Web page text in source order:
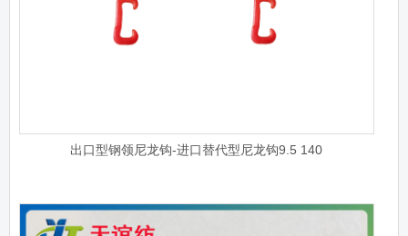
出口型钢领尼龙钩-进口替代型尼龙钩9.5 140